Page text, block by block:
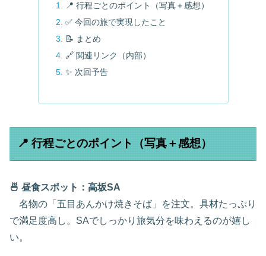
📍 行程ごとのポイント（写真＋感想）
✅ 今回の旅で実現したこと
📝 まとめ
🔗 関連リンク（内部）
✨ 次回予告
📍 行程ごとのポイント（写真＋感想）
🍜 昼食スポット：高坂SA
名物の「五目あんかけ焼きそば」を注文。具材たっぷり
で満足度高し。SAでしっかり旅気分を味わえるのが嬉し
い。